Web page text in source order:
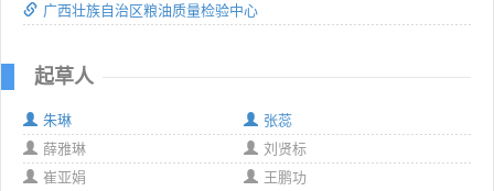
广西壮族自治区粮油质量检验中心
起草人
朱琳
张蕊
薛雅琳
刘贤标
崔亚娟
王鹏功